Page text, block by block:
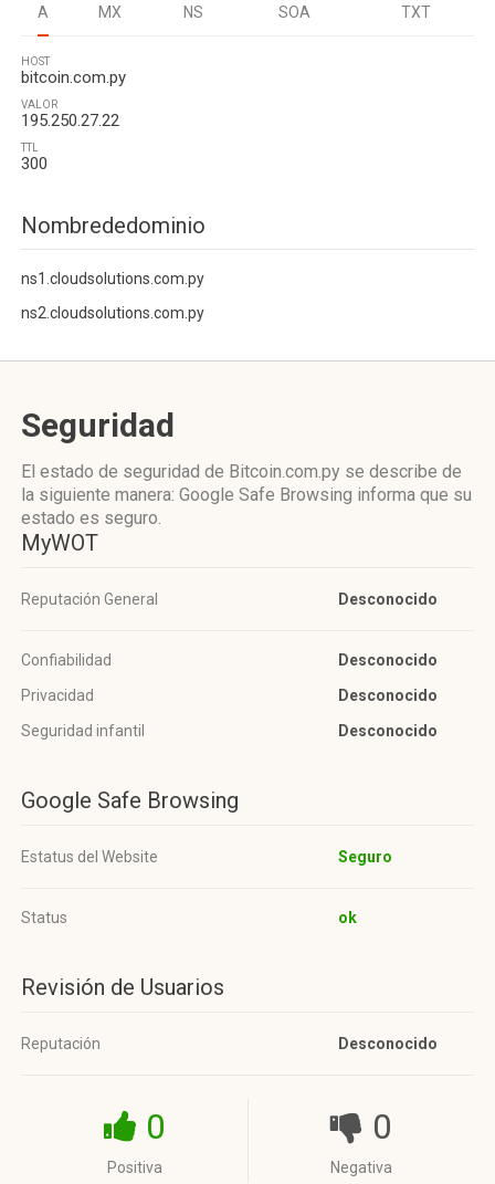
A MX NS SOA TXT
HOST
bitcoin.com.py
VALOR
195.250.27.22
TTL
300
Nombrededominio
ns1.cloudsolutions.com.py
ns2.cloudsolutions.com.py
Seguridad
El estado de seguridad de Bitcoin.com.py se describe de
la siguiente manera: Google Safe Browsing informa que su
estado es seguro.
MyWOT
Reputación General Desconocido
Confiabilidad
Desconocido
Privacidad
Desconocido
Seguridad infantil
Desconocido
Google Safe Browsing
Estatus del Website Seguro
Status ok
Revisión de Usuarios
Reputación Desconocido
0
Positiva
0
Negativa